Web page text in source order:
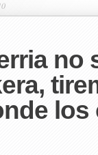
no
los